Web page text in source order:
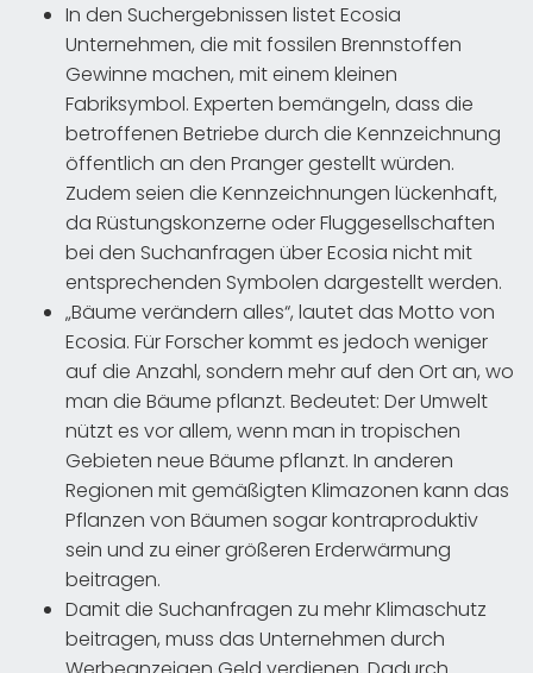
In den Suchergebnissen listet Ecosia
Unternehmen, die mit fossilen Brennstoffen
Gewinne machen, mit einem kleinen
Fabriksymbol. Experten bemängeln, dass die
betroffenen Betriebe durch die Kennzeichnung
öffentlich an den Pranger gestellt würden.
Zudem seien die Kennzeichnungen lückenhaft,
da Rüstungskonzerne oder Fluggesellschaften
bei den Suchanfragen über Ecosia nicht mit
entsprechenden Symbolen dargestellt werden.
„Bäume verändern alles“, lautet das Motto von
Ecosia. Für Forscher kommt es jedoch weniger
auf die Anzahl, sondern mehr auf den Ort an, wo
man die Bäume pflanzt. Bedeutet: Der Umwelt
nützt es vor allem, wenn man in tropischen
Gebieten neue Bäume pflanzt. In anderen
Regionen mit gemäßigten Klimazonen kann das
Pflanzen von Bäumen sogar kontraproduktiv
sein und zu einer größeren Erderwärmung
beitragen.
Damit die Suchanfragen zu mehr Klimaschutz
beitragen, muss das Unternehmen durch